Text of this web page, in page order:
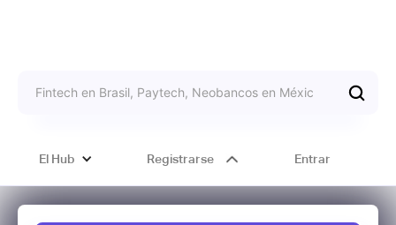
El Hub Registrarse Entrar